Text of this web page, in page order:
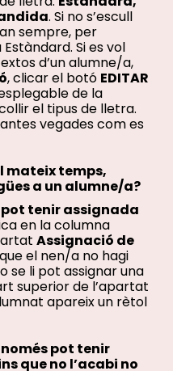
. Si no s’escull
sempre, per
Si es vol
d’un alumne/a,
, clicar el botó EDITAR
de la
el tipus de lletra.
vegades com es
mateix temps,
a un alumne/a?
tenir assignada
en la columna
Assignació de
el nen/a no hagi
se li pot assignar una
superior de l’apartat
apareix un rètol
només pot tenir
que no l’acabi no